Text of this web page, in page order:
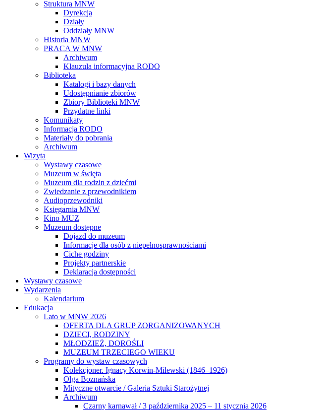
Struktura MNW
Dyrekcja
Działy
Oddziały MNW
Historia MNW
PRACA W MNW
Archiwum
Klauzula informacyjna RODO
Biblioteka
Katalogi i bazy danych
Udostępnianie zbiorów
Zbiory Biblioteki MNW
Przydatne linki
Komunikaty
Informacja RODO
Materiały do pobrania
Archiwum
Wizyta
Wystawy czasowe
Muzeum w święta
Muzeum dla rodzin z dziećmi
Zwiedzanie z przewodnikiem
Audioprzewodniki
Księgarnia MNW
Kino MUZ
Muzeum dostępne
Dojazd do muzeum
Informacje dla osób z niepełnosprawnościami
Ciche godziny
Projekty partnerskie
Deklaracja dostępności
Wystawy czasowe
Wydarzenia
Kalendarium
Edukacja
Lato w MNW 2026
OFERTA DLA GRUP ZORGANIZOWANYCH
DZIECI, RODZINY
MŁODZIEŻ, DOROŚLI
MUZEUM TRZECIEGO WIEKU
Programy do wystaw czasowych
Kolekcjoner. Ignacy Korwin-Milewski (1846–1926)
Olga Boznańska
Mityczne otwarcie / Galeria Sztuki Starożytnej
Archiwum
Czarny karnawał / 3 października 2025 – 11 stycznia 2026